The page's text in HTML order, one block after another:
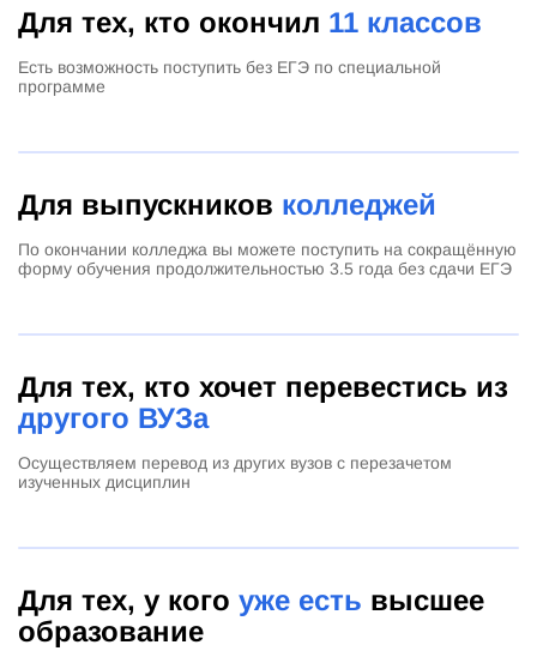
Для тех, кто окончил 11 классов
Есть возможность поступить без ЕГЭ по специальной
программе
Для выпускников колледжей
По окончании колледжа вы можете поступить на сокращённую
форму обучения продолжительностью 3.5 года без сдачи ЕГЭ
Для тех, кто хочет перевестись из
другого ВУЗа
Осуществляем перевод из других вузов с перезачетом
изученных дисциплин
Для тех, у кого уже есть высшее
образование